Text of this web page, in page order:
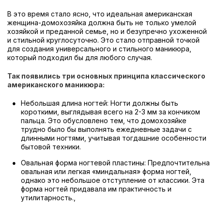
В это время стало ясно, что идеальная американская
женщина-домохозяйка должна быть не только умелой
хозяйкой и преданной семье, но и безупречно ухоженной
и стильной круглосуточно. Это стало отправной точкой
для создания универсального и стильного маникюра,
который подходил бы для любого случая.
Так появились три основных принципа классического
американского маникюра:
Небольшая длина ногтей: Ногти должны быть
короткими, выглядывая всего на 2-3 мм за кончиком
пальца. Это обусловлено тем, что домохозяйке
трудно было бы выполнять ежедневные задачи с
длинными ногтями, учитывая тогдашние особенности
бытовой техники.
Овальная форма ногтевой пластины: Предпочтительна
овальная или легкая «миндальная» форма ногтей,
однако это небольшое отступление от классики. Эта
форма ногтей придавала им практичность и
утилитарность.,